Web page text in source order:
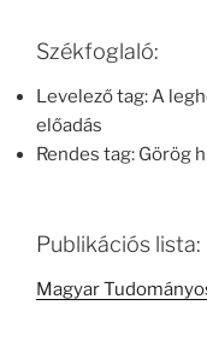
Székfoglaló:
Levelező tag: A
előadás
Rendes tag: Görög
Publikációs lista:
Magyar